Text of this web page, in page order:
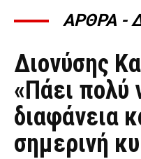
ΑΡΘΡΑ -
ΆΡΘΡΑ - ΔΕΛΤΊΑ ΤΎΠΟΥ
Διονύσης
«Πάει πολύ
διαφάνεια
σημερινή